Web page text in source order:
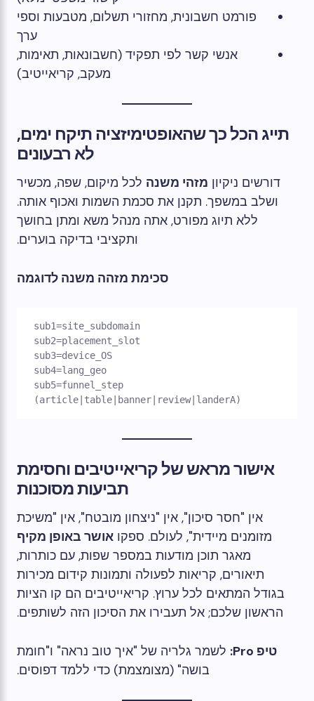
פורמט חשבונית, מחזורי תשלום, מטבעות וספי
ערך
אנשי קשר לפי תפקיד (חשבונאות, תאימות,
מעקב, קריאייטיב)
תייג הכל כך שהאופטימיזציה תיקח ימים,
לא רבעונים
דורשים ניקיון מזהי משנה לכל מיקום, שפה, מכשיר
ושלב במשפך. תקנן את סכמת השמות ואכוף אותה.
ללא תיוג מפורט, אתה מנהל משא ומתן בחושך
ותקציבי בדיקה בוערים.
סכימת מזהה משנה לדוגמה
sub1=site_subdomain
sub2=placement_slot
sub3=device_OS
sub4=lang_geo
sub5=funnel_step
אישור מראש של קריאייטיבים וחסימת
תביעות מסוכנות
אין "חסר סיכון", אין "ניצחון מובטח", אין "משיכת
מזומנים מיידית", לעולם. ספקו אושר באופן מקיף
מאגר תוכן מודעות במספר שפות, עם כותרות,
תיאורים, קריאות לפעולה ותמונות קידום מכירות
בגודל המתאים לכל ערוץ. קריאייטיבים הם קו הציות
הראשון שלכם; אל תעבירו את הסיכון הזה לשותפים.
טיפ Pro:
לשמר גלריה של "איך טוב נראה" ו"חומת
בושה" (מצומצמת) כדי ללמד דפוסים.